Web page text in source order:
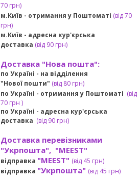
70 грн)
м.Київ - отримання у Поштоматі (від 70
грн)
м.Київ - адресна кур'єрська
доставка (від90 грн)
Доставка "Нова пошта":
по Україні - на відділення
"Нової пошти" (від 80 грн)
по Україні - отримання у Поштоматі (від
70 грн )
по Україні - адресна кур'єрська
доставка (від90 грн)
Доставка перевізниками
"Укрпошта", "MEEST"
відправка "MEEST" (від 45 грн)
відправка "Укрпошта" (від 45 грн)